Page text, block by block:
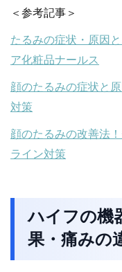
＜参考記事＞
たるみの症状・原因
ア化粧品ナールス
顔のたるみの症状と
対策
顔のたるみの改善法
ライン対策
ハイフの機
果・痛みの